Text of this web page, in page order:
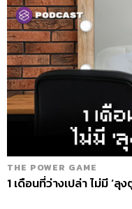
THE POWER GAME
1 เดือนที่ว่างเปล่า ไม่มี ‘ลุง